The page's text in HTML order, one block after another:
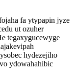
fa ytypapin jyze
ut ozuher
tegaxygucewyge
hydezejiho
ydowahahibic